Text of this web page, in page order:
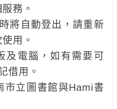
務。
將自動登出，請重新
用。
及電腦，如有需要可
借用。
市立圖書館與Hami書